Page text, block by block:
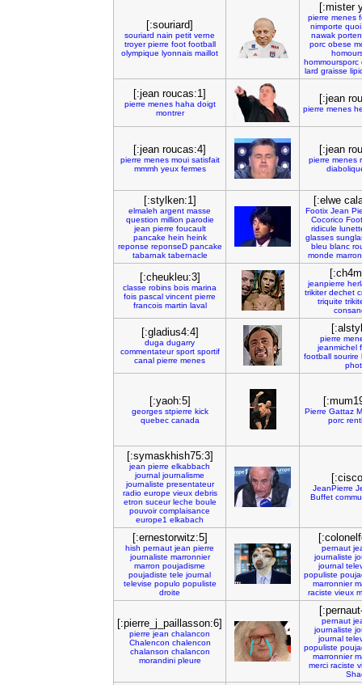
[:souriard]
souriard nain petit verne
troyer pierre foot football
olympique lyonnais maillot
[:mister
pierre menes
nimporte quoi
nawak
porc obese
hommoursporc
lard graisse
[:jean roucas:1]
pierre menes haha doigt
montrer
[:jean
pierre menes
[:jean roucas:4]
pierre menes moui satisfait
mmmh yeux fermes
[:jean
pierre menes
[:stylken:1]
elmaleh argent masse
question million parodie
jean pierre foucault
pancake hein heink
reponse reponseD pancake
tabarnak tabernacle
[:elwe
Footix Jean
Cocorico Foot
ridicule
glasses
bleu blanc
monde marron
[:cheukleu:3]
classe robins bois marina
fois pascal vincent pierre
francois martin laval
jeanpierre
trikiter dechet
triquite
[:gladius4:4]
duga dugarry
commentateur sport sportif
canal pierre menes
pierre
jeanmichel
football sourire
[:yaoh:5]
georges stpierre kick
quebec canada
Pierre Gattaz
porc
[:symaskhish75:3]
jean pierre elkabbach
journal journalisme
journaliste presentateur
radio europe vieux debris
etron suceur leche boule
pouvoir complaisance
europe1 elkabach
JeanPierre
Buffet
[:ernestorwitz:5]
hish pernaut jean pierre
journaliste marronnier
marron poujadisme
poujadiste tele journal
televise populo populiste
droite
pernaut
journaliste
journal
populiste
marronnier
raciste vieux
[:pierre_j_paillasson:6]
pierre jean chalancon
Chalencon chalencon
chalanson chalancon
morandini pleure
pernaut
journaliste
journal
populiste
marronnier
merci raciste